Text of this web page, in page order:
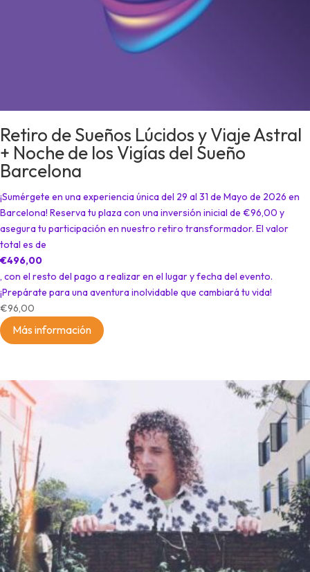
Retiro de Sueños Lúcidos y Viaje Astral
+ Noche de los Vigías del Sueño
Barcelona
¡Sumérgete en una experiencia única del 29 al 31 de Mayo de 2026 en
Barcelona! Reserva tu plaza con una inversión inicial de €96,00 y
asegura tu participación en nuestro retiro transformador. El valor
total es de
€496,00
, con el resto del pago a realizar en el lugar y fecha del evento.
¡Prepárate para una aventura inolvidable que cambiará tu vida!
€96,00
Más información